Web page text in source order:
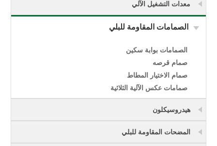
معدات التشغيل الآلي
الصمامات المقاومة للبلي
الصمامات بوابة سكين
صمام قرصه
صمام الاختيار المطاط
صمامات عكس الآلية الثلاثية
هيدروسيكلون
المضحات المقاومة للبلي